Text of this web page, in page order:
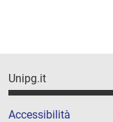
Unipg.it
Accessibilità